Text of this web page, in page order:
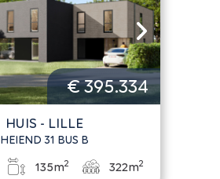
€ 395.334
HUIS - LILLE
HEIEND 31 BUS B
135m2 322m2